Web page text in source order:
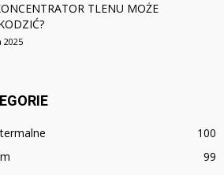
TLENU MOŻE
2025
100
99